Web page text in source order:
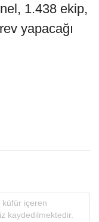
1.438 ekip,
yapacağı